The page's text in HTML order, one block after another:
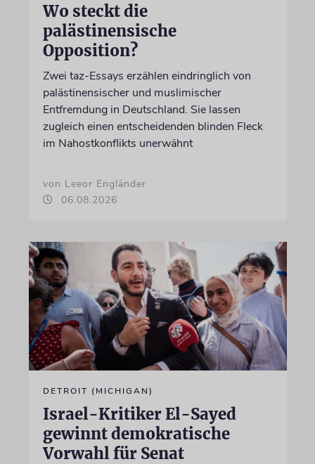
Wo steckt die
palästinensische
Opposition?
Zwei taz-Essays erzählen eindringlich von
palästinensischer und muslimischer
Entfremdung in Deutschland. Sie lassen
zugleich einen entscheidenden blinden Fleck
im Nahostkonflikts unerwähnt
von Leeor Engländer
06.08.2026
DETROIT (MICHIGAN)
Israel-Kritiker El-Sayed
gewinnt demokratische
Vorwahl für Senat